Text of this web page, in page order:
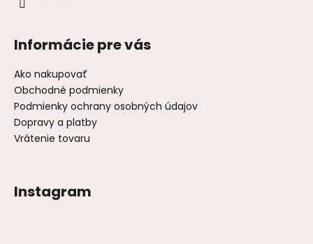
Informácie pre vás
Ako nakupovať
Obchodné podmienky
Podmienky ochrany osobných údajov
Dopravy a platby
Vrátenie tovaru
Instagram